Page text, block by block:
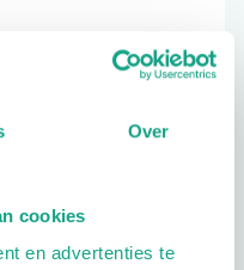
Over
cookies
en advertenties te